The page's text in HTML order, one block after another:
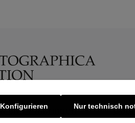
| EinbringenNur technisch
Konfigurieren